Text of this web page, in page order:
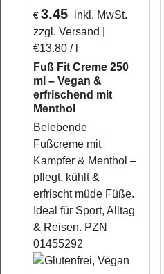
€ 3.45 inkl. MwSt.
zzgl. Versand
€13.80 / l
Fuß Fit Creme 250
ml – Vegan &
erfrischend mit
Menthol
Belebende
Fußcreme mit
Kampfer & Menthol –
pflegt, kühlt &
erfrischt müde Füße.
Ideal für Sport, Alltag
& Reisen. PZN
01455292